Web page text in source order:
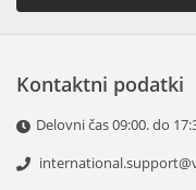
Kontaktni podatki
Delovni čas 09:00. do